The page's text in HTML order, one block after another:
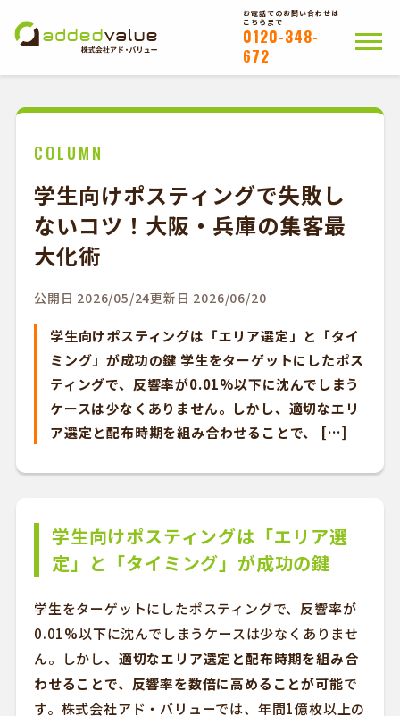
お電話でのお問い合わせは
こちらまで
0120-348-
672
お問い合わせ
かんたんWEB注文
COLUMN
学生向けポスティングで失敗し
ないコツ！大阪・兵庫の集客最
大化術
公開日 2026/05/24更新日 2026/06/20
学生向けポスティングは「エリア選定」と「タイ
ミング」が成功の鍵 学生をターゲットにしたポス
ティングで、反響率が0.01%以下に沈んでしまう
ケースは少なくありません。しかし、適切なエリ
ア選定と配布時期を組み合わせることで、 […]
学生向けポスティングは「エリア選
定」と「タイミング」が成功の鍵
学生をターゲットにしたポスティングで、反響率が
0.01%以下に沈んでしまうケースは少なくありませ
ん。しかし、 適切なエリア選定と配布時期を組み合
わせることで、反響率を数倍に高めることが可能で
す。株式会社アド・バリューでは、年間1億枚以上の